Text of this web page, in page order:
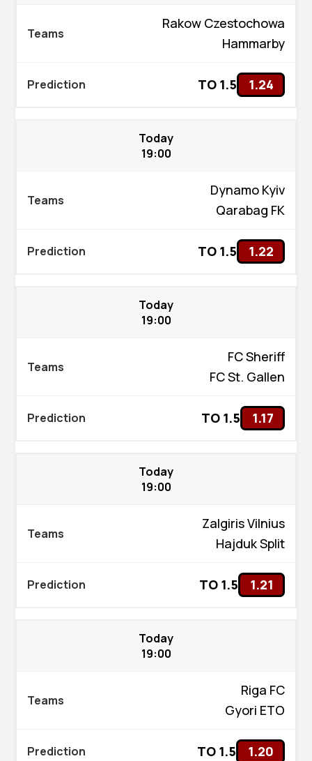
Rakow Czestochowa
Hammarby
TO 1.5 1.24
Today
19:00
Dynamo Kyiv
Qarabag FK
TO 1.5 1.22
Today
19:00
FC Sheriff
FC St. Gallen
TO 1.5 1.17
Today
19:00
Zalgiris Vilnius
Hajduk Split
TO 1.5 1.21
Today
19:00
Riga FC
Gyori ETO
TO 1.5 1.20